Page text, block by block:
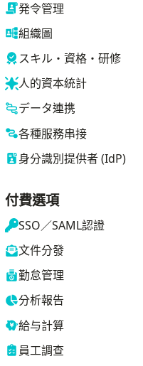
発令管理
組織圖
スキル・資格・研修
人的資本統計
データ連携
各種服務串接
身分識別提供者 (IdP)
付費選項
SSO／SAML認證
文件分發
勤怠管理
分析報告
給与計算
員工調查